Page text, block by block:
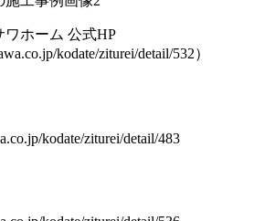
ホーム 公式HP
kodate/ziturei/detail/532）
kodate/ziturei/detail/483